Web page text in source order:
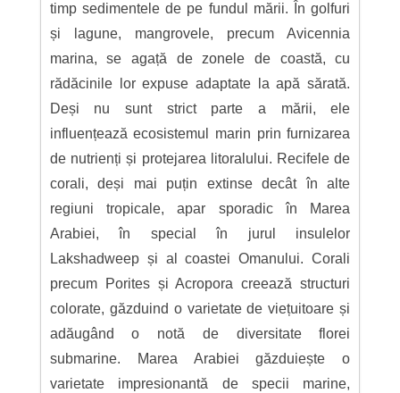
timp sedimentele de pe fundul mării. În golfuri
și lagune, mangrovele, precum Avicennia
marina, se agață de zonele de coastă, cu
rădăcinile lor expuse adaptate la apă sărată.
Deși nu sunt strict parte a mării, ele
influențează ecosistemul marin prin furnizarea
de nutrienți și protejarea litoralului. Recifele de
corali, deși mai puțin extinse decât în alte
regiuni tropicale, apar sporadic în Marea
Arabiei, în special în jurul insulelor
Lakshadweep și al coastei Omanului. Corali
precum Porites și Acropora creează structuri
colorate, găzduind o varietate de viețuitoare și
adăugând o notă de diversitate florei
submarine. Marea Arabiei găzduiește o
varietate impresionantă de specii marine,